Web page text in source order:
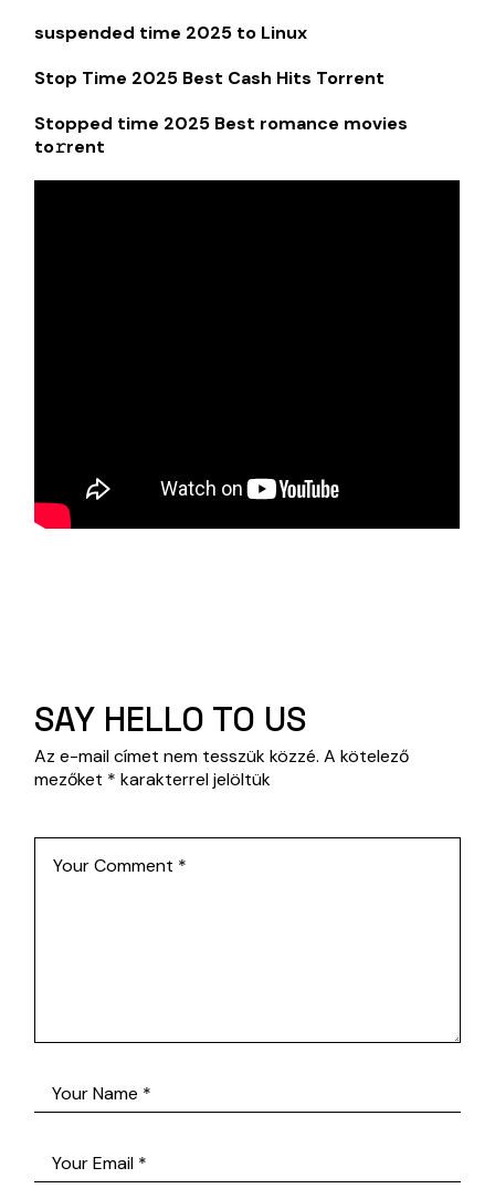
suspended time 2025 to Linux
Stop Time 2025 Best Cash Hits Torrent
Stopped time 2025 Best romance movies
to𝚛rent
SAY HELLO TO US
Az e-mail címet nem tesszük közzé. A kötelező
mezőket * karakterrel jelöltük